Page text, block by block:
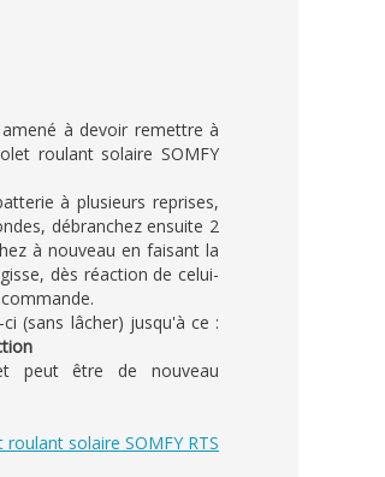
à devoir remettre à
roulant solaire SOMFY
à plusieurs reprises,
débranchez ensuite 2
à nouveau en faisant la
dès réaction de celui-
(sans lâcher) jusqu'à ce :
peut être de nouveau
solaire SOMFY RTS